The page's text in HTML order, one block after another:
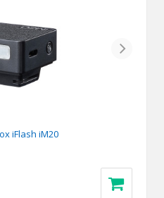
Next
iFlash iM20